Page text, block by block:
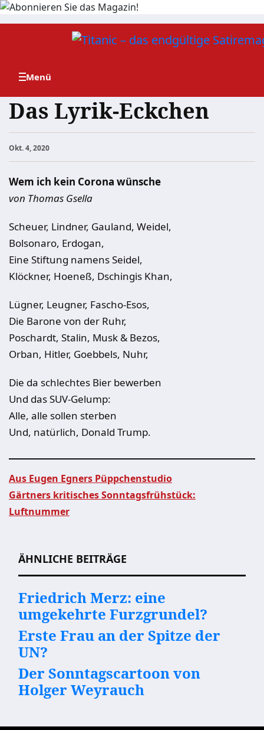
Zum
Das Lyrik-Eckchen
Okt. 4, 2020
Wem ich kein Corona wünsche
von Thomas Gsella
Scheuer, Lindner, Gauland, Weidel,
Bolsonaro, Erdogan,
Eine Stiftung namens Seidel,
Klöckner, Hoeneß, Dschingis Khan,
Lügner, Leugner, Fascho-Esos,
Die Barone von der Ruhr,
Poschardt, Stalin, Musk & Bezos,
Orban, Hitler, Goebbels, Nuhr,
Die da schlechtes Bier bewerben
Und das SUV-Gelump:
Alle, alle sollen sterben
Und, natürlich, Donald Trump.
Beitragsnavigation
Aus Eugen Egners Püppchenstudio
Gärtners kritisches Sonntagsfrühstück:
Luftnummer
ÄHNLICHE BEITRÄGE
Friedrich Merz: eine
umgekehrte Furzgrundel?
Erste Frau an der Spitze der
UN?
Der Sonntagscartoon von
Holger Weyrauch